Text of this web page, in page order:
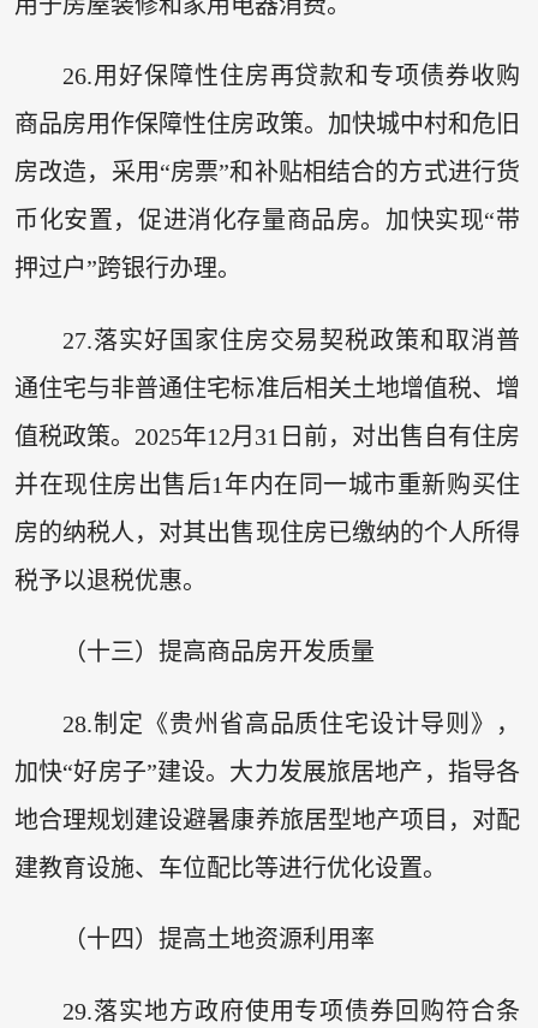
26.用好保障性住房再贷款和专项债券收购
商品房用作保障性住房政策。加快城中村和危旧
房改造，采用“房票”和补贴相结合的方式进行货
币化安置，促进消化存量商品房。加快实现“带
押过户”跨银行办理。
27.落实好国家住房交易契税政策和取消普
通住宅与非普通住宅标准后相关土地增值税、增
值税政策。2025年12月31日前，对出售自有住房
并在现住房出售后1年内在同一城市重新购买住
房的纳税人，对其出售现住房已缴纳的个人所得
税予以退税优惠。
（十三）提高商品房开发质量
28.制定《贵州省高品质住宅设计导则》，
加快“好房子”建设。大力发展旅居地产，指导各
地合理规划建设避暑康养旅居型地产项目，对配
建教育设施、车位配比等进行优化设置。
（十四）提高土地资源利用率
29.落实地方政府使用专项债券回购符合条